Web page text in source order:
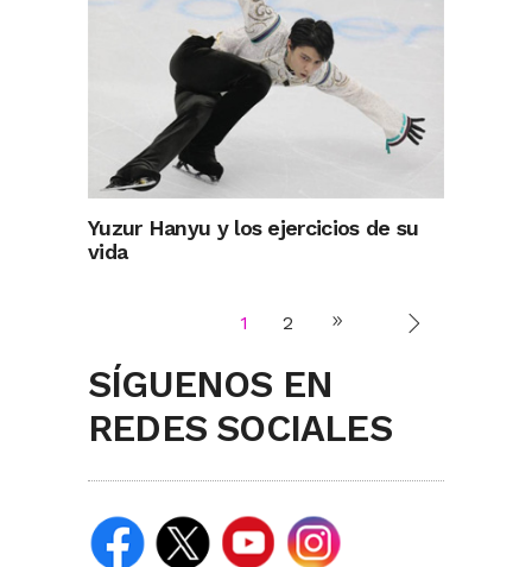
Yuzur Hanyu y los ejercicios de su
vida
1 2
SÍGUENOS EN
REDES SOCIALES